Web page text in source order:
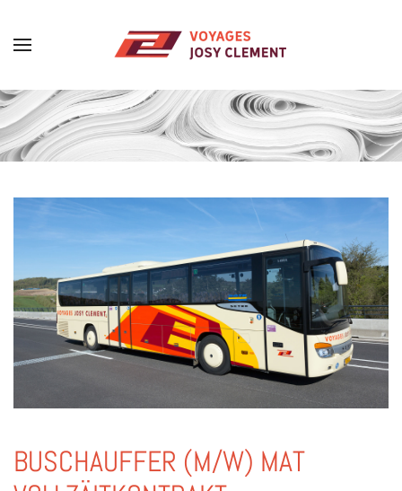
Skip to main content
BUSCHAUFFER (M/W) MAT